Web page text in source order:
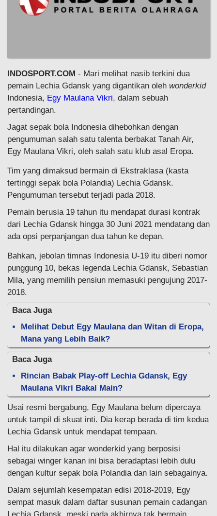
INDOSPORT.COM - Mari melihat nasib terkini dua
pemain Lechia Gdansk yang digantikan oleh wonderkid
Indonesia, Egy Maulana Vikri, dalam sebuah
pertandingan.
Jagat sepak bola Indonesia dihebohkan dengan
pengumuman salah satu talenta berbakat Tanah Air,
Egy Maulana Vikri, oleh salah satu klub asal Eropa.
Tim yang dimaksud bermain di Ekstraklasa (kasta
tertinggi sepak bola Polandia) Lechia Gdansk.
Pengumuman tersebut terjadi pada 2018.
Pemain berusia 19 tahun itu mendapat durasi kontrak
dari Lechia Gdansk hingga 30 Juni 2021 mendatang dan
ada opsi perpanjangan dua tahun ke depan.
Bahkan, jebolan timnas Indonesia U-19 itu diberi nomor
punggung 10, bekas legenda Lechia Gdansk, Sebastian
Mila, yang memilih pensiun memasuki pengujung 2017-
2018.
Baca Juga
Melihat Debut Egy Maulana dan Witan di Eropa,
Mana yang Lebih Baik?
Baca Juga
Rincian Babak Play-off Lechia Gdansk, Egy
Maulana Vikri Bakal Main?
Usai resmi bergabung, Egy Maulana belum dipercaya
untuk tampil di skuat inti. Dia kerap berada di tim kedua
Lechia Gdansk untuk mendapat tempaan.
Hal itu dilakukan agar wonderkid yang berposisi
sebagai winger kanan ini bisa beradaptasi lebih dulu
dengan kultur sepak bola Polandia dan lain sebagainya.
Dalam sejumlah kesempatan edisi 2018-2019, Egy
sempat masuk dalam daftar susunan pemain cadangan
Lechia Gdansk, meski pada akhirnya tak bermain.